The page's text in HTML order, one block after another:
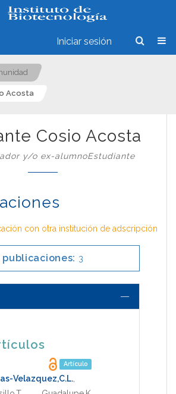
Iniciar sesión
Acosta
Cosio Acosta
y/o ex-alumnoEstudiante
con otra institución de adscripción
3
Artículo
Velazquez,C.L.